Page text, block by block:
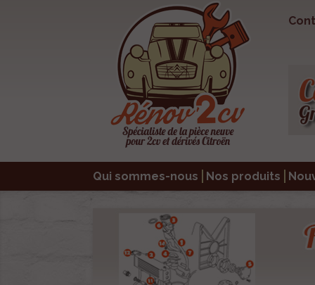
Qui sommes-nous Nos produits